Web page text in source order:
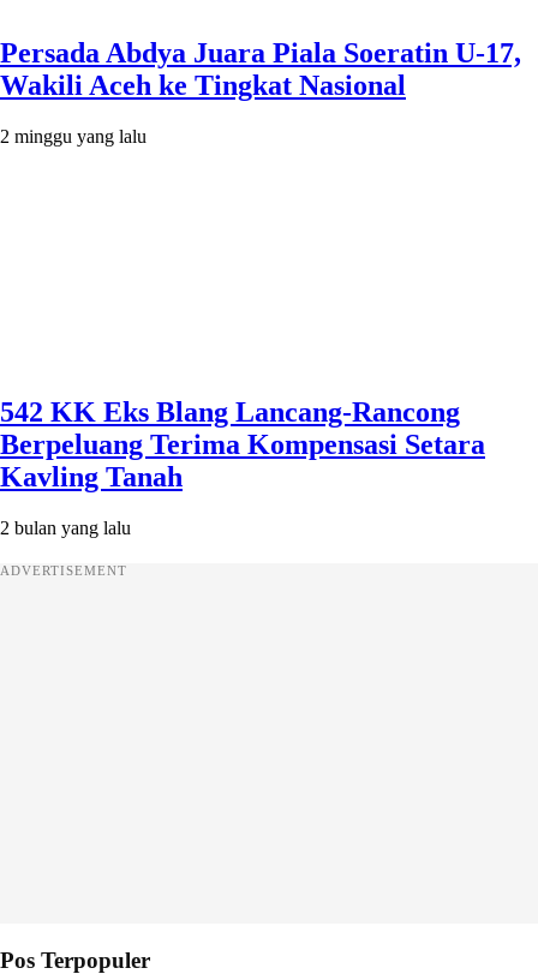
Persada Abdya Juara Piala Soeratin U-17,
Wakili Aceh ke Tingkat Nasional
2 minggu yang lalu
542 KK Eks Blang Lancang-Rancong
Berpeluang Terima Kompensasi Setara
Kavling Tanah
2 bulan yang lalu
ADVERTISEMENT
Pos Terpopuler